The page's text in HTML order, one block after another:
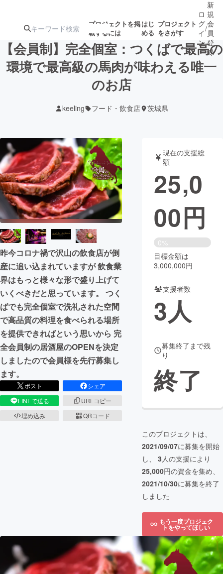
プロジェクトを掲
載するには
はじ
める
プロジェクト
をさがす
注目の新着プロ 募集終了が近いプ
テクノロジー・ガジェット
映像・映画 書籍・雑誌
ビジネス・起業 チャレンジ
まちづくり・地域活性化
CAMPFIRE for Social Good CAMPFIRE Creation
CAMPFIREふるさと納税
machi-ya コミュニティ
ロ
グ
イ
ン
/
新
規
会
員
登
録
【会員制】完全個室：つくばで最高の
環境で最高級の馬肉が味わえる唯一
のお店
keeling フード・飲食店 茨城県
昨今コロナ禍で沢山の飲食店が倒
産に追い込まれていますが 飲食業
界はもっと様々な形で盛り上げて
いくべきだと思っています。 つく
ばでも完全個室で洗礼された空間
で高品質の料理を食べられる場所
を提供できればという思いから 完
全会員制の居酒屋のOPENを決定
しましたので会員様を先行募集し
ます。
ポスト
シェア
LINEで送る
URLコピー
埋め込み
QRコード
現在の支援総
額
25,0
00円
0%
目標金額は
3,000,000円
支援者数
3人
募集終了まで残
り
終了
このプロジェクトは、
2021/09/07に募集を開始
し、 3人の支援により
25,000円の資金を集め、
2021/10/30に募集を終了
しました
もう一度プロジェク
トをやってほしい